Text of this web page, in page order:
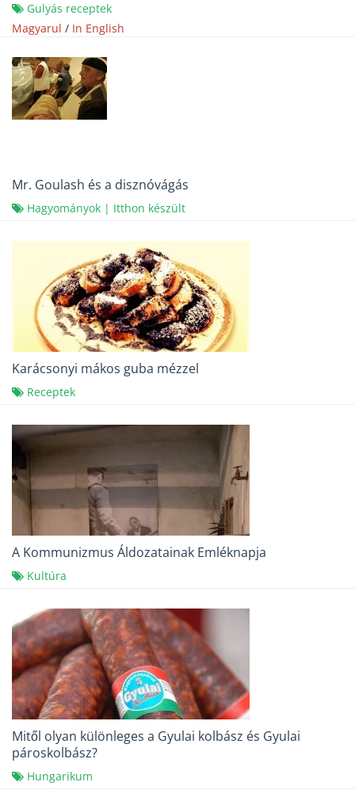
Gulyás receptek
Magyarul / In English
Mr. Goulash és a disznóvágás
Hagyományok | Itthon készült
Karácsonyi mákos guba mézzel
Receptek
A Kommunizmus Áldozatainak Emléknapja
Kultúra
Mitől olyan különleges a Gyulai kolbász és Gyulai
pároskolbász?
Hungarikum